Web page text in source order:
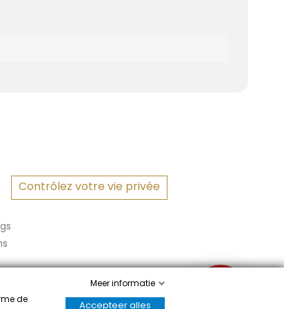
Contrôlez votre vie privée
de
Meer informatie
Accepteer alles